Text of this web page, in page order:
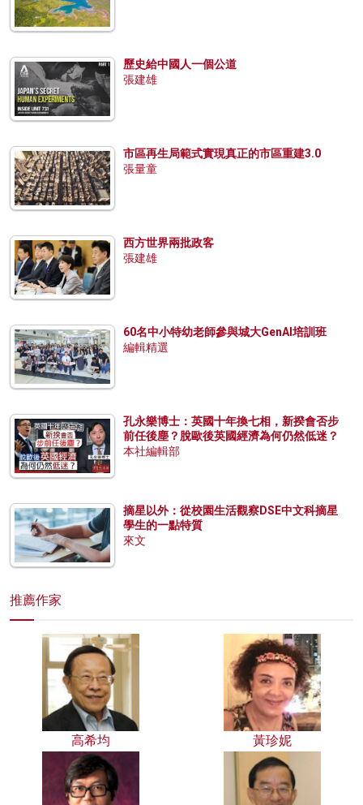
歷史給中國人一個公道
張建雄
市區再生局範式實現真正的市區重建3.0
張量童
西方世界兩批政客
張建雄
60名中小特幼老師參與城大GenAI培訓班
編輯精選
孔永樂博士：英國十年換七相，新揆會否步
前任後塵？脫歐後英國經濟為何仍然低迷？
本社編輯部
摘星以外：從校園生活觀察DSE中文科摘星
學生的一點特質
來文
推薦作家
高希均 黃珍妮